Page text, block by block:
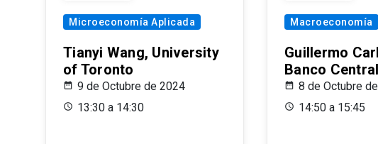
Microeconomía Aplicada
Tianyi Wang, University
of Toronto
9 de Octubre de 2024
13:30 a 14:30
Macroeconomía
Guillermo
Banco
8 de Octubre
14:50 a 15:45